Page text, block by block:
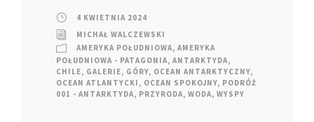
4 KWIETNIA 2024
MICHAŁ WALCZEWSKI
AMERYKA POŁUDNIOWA, AMERYKA
POŁUDNIOWA - PATAGONIA, ANTARKTYDA,
CHILE, GALERIE, GÓRY, OCEAN ANTARKTYCZNY,
OCEAN ATLANTYCKI , OCEAN SPOKOJNY, PODRÓŻ
001 - ANTARKTYDA, PRZYRODA, WODA, WYSPY